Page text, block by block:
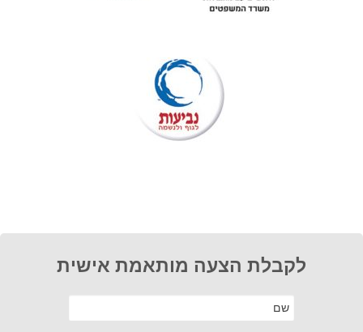
לקבלת הצעה מותאמת אישית